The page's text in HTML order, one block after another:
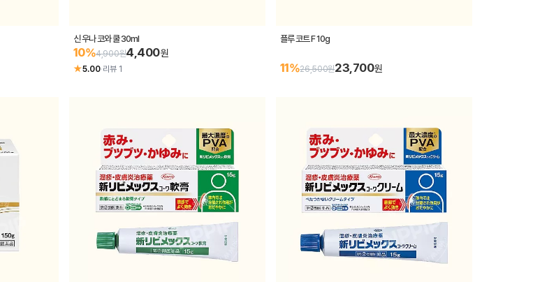
신 우나 코와 쿨 30ml
10%4,900원4,400원
★5.00·리뷰 1
플루 코트 F 10g
11%26,500원23,700원